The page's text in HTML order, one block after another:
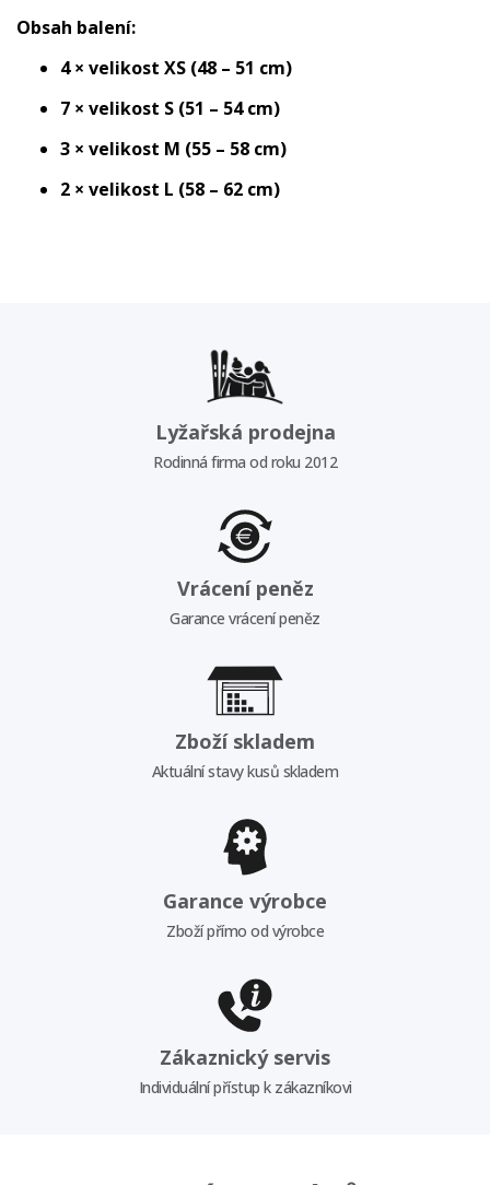
Obsah balení:
4 × velikost XS (48 – 51 cm)
7 × velikost S (51 – 54 cm)
3 × velikost M (55 – 58 cm)
2 × velikost L (58 – 62 cm)
Lyžařská prodejna
Rodinná firma od roku 2012
Vrácení peněz
Garance vrácení peněz
Zboží skladem
Aktuální stavy kusů skladem
Garance výrobce
Zboží přímo od výrobce
Zákaznický servis
Individuální přístup k zákazníkovi